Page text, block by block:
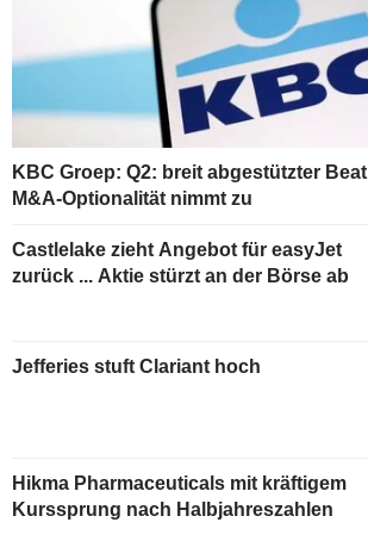
KBC Groep: Q2: breit abgestützter
M&A-Optionalität nimmt zu
Castlelake zieht Angebot für easyJet
zurück ... Aktie stürzt an der Börse ab
Jefferies stuft Clariant hoch
Hikma Pharmaceuticals mit kräftigem
Kurssprung nach Halbjahreszahlen